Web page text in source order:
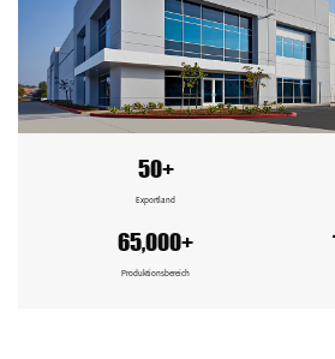
50+
Exportland
65,000+
Produktionsbereich